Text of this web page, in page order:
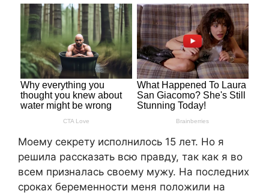
Моему секрету исполнилось 15 лет. Но я
решила рассказать всю правду, так как я во
всем призналась своему мужу. На последних
сроках беременности меня положили на